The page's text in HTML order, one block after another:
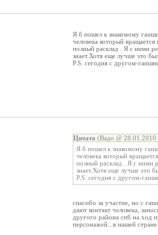
Я б пошел к знакомому
человека который
полный расклад . Я с ними
знает.Хотя еще лучше это
P.S. сегодня с другом-
Цитата (Вадо @ 28.01.2010
Я б пошел к знакомому
человека который
полный расклад . Я с ними
знает.Хотя еще лучше это
P.S. сегодня с другом-
спасибо за участие, но с
дают контакт человека,
другого района спб на ход
персонажей...в нашей